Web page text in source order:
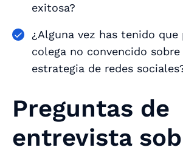
exitosa?
¿Alguna vez has tenido que
colega no convencido sobre
estrategia de redes
Preguntas de
entrevista